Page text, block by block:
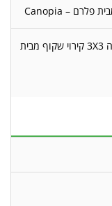
פרגולה אלומיניום סגורה SanRemo אפורה 3X3 קירוי שקוף מבית